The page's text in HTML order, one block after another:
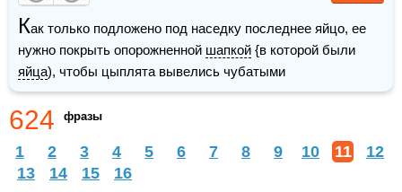
Как только подложено под наседку последнее яйцо, ее
нужно покрыть опорожненной шапкой
яйца), чтобы цыплята вывелись чубатыми
624 фразы
1 2 3 4 5 6 7 8 9 10 11
12
13
14 15 16